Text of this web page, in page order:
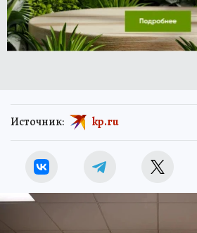
Источник: kp.ru